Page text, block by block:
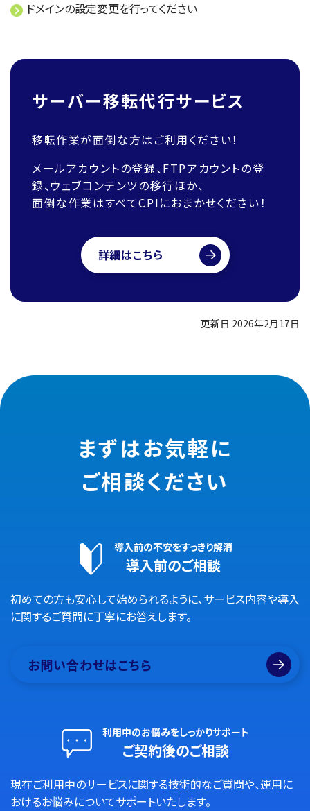
ドメインの設定変更を行ってください
サーバー移転代行サービス
移転作業が面倒な方はご利用ください！
メールアカウントの登録、FTPアカウントの登
録、ウェブコンテンツの移行ほか、
面倒な作業はすべてCPIにおまかせください！
詳細はこちら
更新日 2026年2月17日
まずはお気軽に
ご相談ください
導入前の不安をすっきり解消
導入前のご相談
初めての方も安心して始められるように、サービス内容や導入
に関するご質問に丁寧にお答えします。
お問い合わせはこちら
利用中のお悩みをしっかりサポート
ご契約後のご相談
現在ご利用中のサービスに関する技術的なご質問や、運用に
おけるお悩みについてサポートいたします。